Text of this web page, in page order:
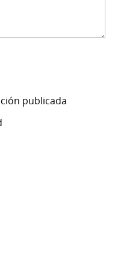
publicada